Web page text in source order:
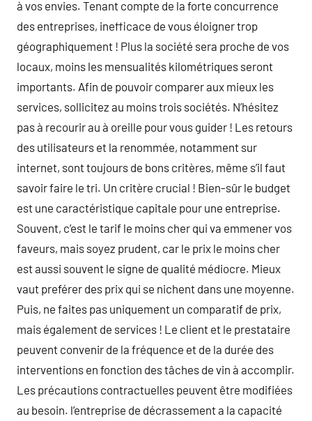
à vos envies. Tenant compte de la forte concurrence
des entreprises, inefficace de vous éloigner trop
géographiquement ! Plus la société sera proche de vos
locaux, moins les mensualités kilométriques seront
importants. Afin de pouvoir comparer aux mieux les
services, sollicitez au moins trois sociétés. N’hésitez
pas à recourir au à oreille pour vous guider ! Les retours
des utilisateurs et la renommée, notamment sur
internet, sont toujours de bons critères, même s’il faut
savoir faire le tri. Un critère crucial ! Bien-sûr le budget
est une caractéristique capitale pour une entreprise.
Souvent, c’est le tarif le moins cher qui va emmener vos
faveurs, mais soyez prudent, car le prix le moins cher
est aussi souvent le signe de qualité médiocre. Mieux
vaut preférer des prix qui se nichent dans une moyenne.
Puis, ne faites pas uniquement un comparatif de prix,
mais également de services ! Le client et le prestataire
peuvent convenir de la fréquence et de la durée des
interventions en fonction des tâches de vin à accomplir.
Les précautions contractuelles peuvent être modifiées
au besoin. l’entreprise de décrassement a la capacité